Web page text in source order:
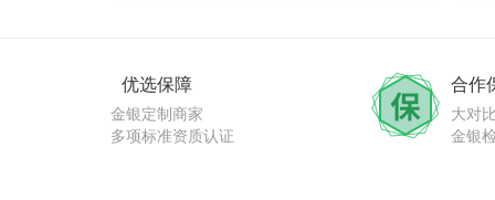
优选保障
金银定制商家
多项标准资质认证
合作
大对
金银